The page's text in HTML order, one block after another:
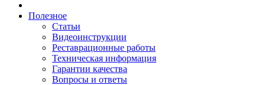
Полезное
Статьи
Видеоинструкции
Реставрационные работы
Техническая информация
Гарантии качества
Вопросы и ответы